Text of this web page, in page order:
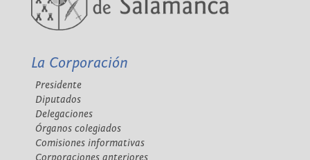
La Corporación
Presidente
Diputados
Delegaciones
Órganos colegiados
Comisiones informativas
Corporaciones anteriores